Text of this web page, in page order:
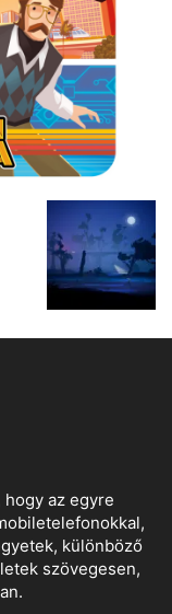
az egyre
különböző
szövegesen,